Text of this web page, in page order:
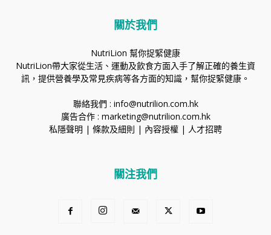
關於我們
NutriLion 幫你捉緊健康
NutriLion帶大家從生活、運動及飲食方面入手了解正確的養生資
訊，提供營養學及常見疾病等各方面的知識，幫你捉緊健康。
聯絡我們 : info@nutrilion.com.hk
廣告合作 : marketing@nutrilion.com.hk
私隱聲明 | 條款及細則 | 內容授權 | 人才招聘
關注我們